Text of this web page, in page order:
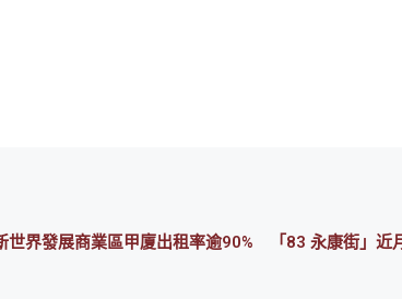
世界發展商業區甲廈出租率逾90% 「83 永康街」近